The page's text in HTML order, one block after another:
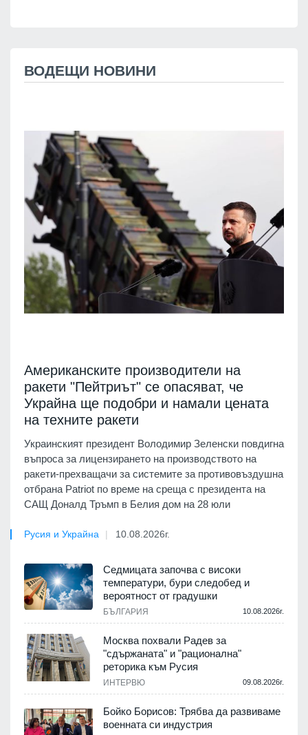
ВОДЕЩИ НОВИНИ
Американските производители на
ракети "Пейтриът" се опасяват, че
Украйна ще подобри и намали цената
на техните ракети
Украинският президент Володимир Зеленски повдигна
въпроса за лицензирането на производството на
ракети-прехващачи за системите за противовъздушна
отбрана Patriot по време на среща с президента на
САЩ Доналд Тръмп в Белия дом на 28 юли
Русия и Украйна 10.08.2026г.
Седмицата започва с високи
температури, бури следобед и
вероятност от градушки
БЪЛГАРИЯ 10.08.2026г.
Москва похвали Радев за
"сдържаната" и "рационална"
реторика към Русия
ИНТЕРВЮ 09.08.2026г.
Бойко Борисов: Трябва да развиваме
военната си индустрия